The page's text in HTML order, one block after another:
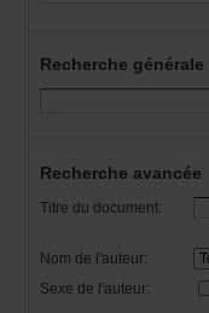
Recherchegénérale
Rechercheavancée
Titredudocument:
Nomdel'auteur:
Sexedel'auteur: